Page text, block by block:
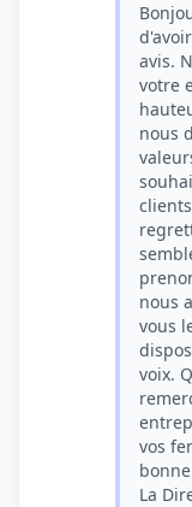
avis.
votre
nous
nous
vous
voix.
vos
La